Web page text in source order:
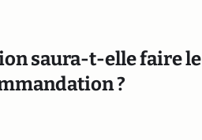
saura-t-elle faire le
?